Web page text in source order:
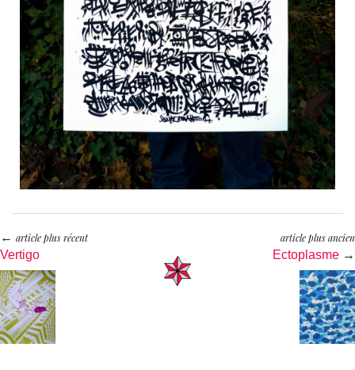
← article plus récent
Vertigo
article plus ancien
Ectoplasme →